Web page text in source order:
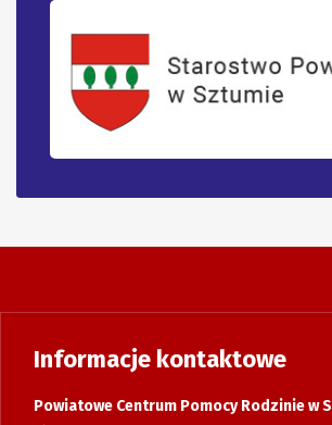
Informacje kontaktowe
Powiatowe Centrum Pomocy Rodzinie w